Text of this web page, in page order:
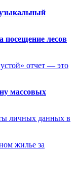
посещение лесов
отчет — это
массовых
личных данных в
жилье за